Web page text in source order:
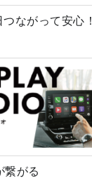
ながって安心！
繋がる